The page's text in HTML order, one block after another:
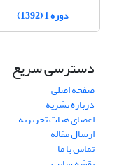
دوره 1 (1392)
دسترسی سریع
صفحه اصلی
درباره نشریه
اعضای هیات تحریریه
ارسال مقاله
تماس با ما